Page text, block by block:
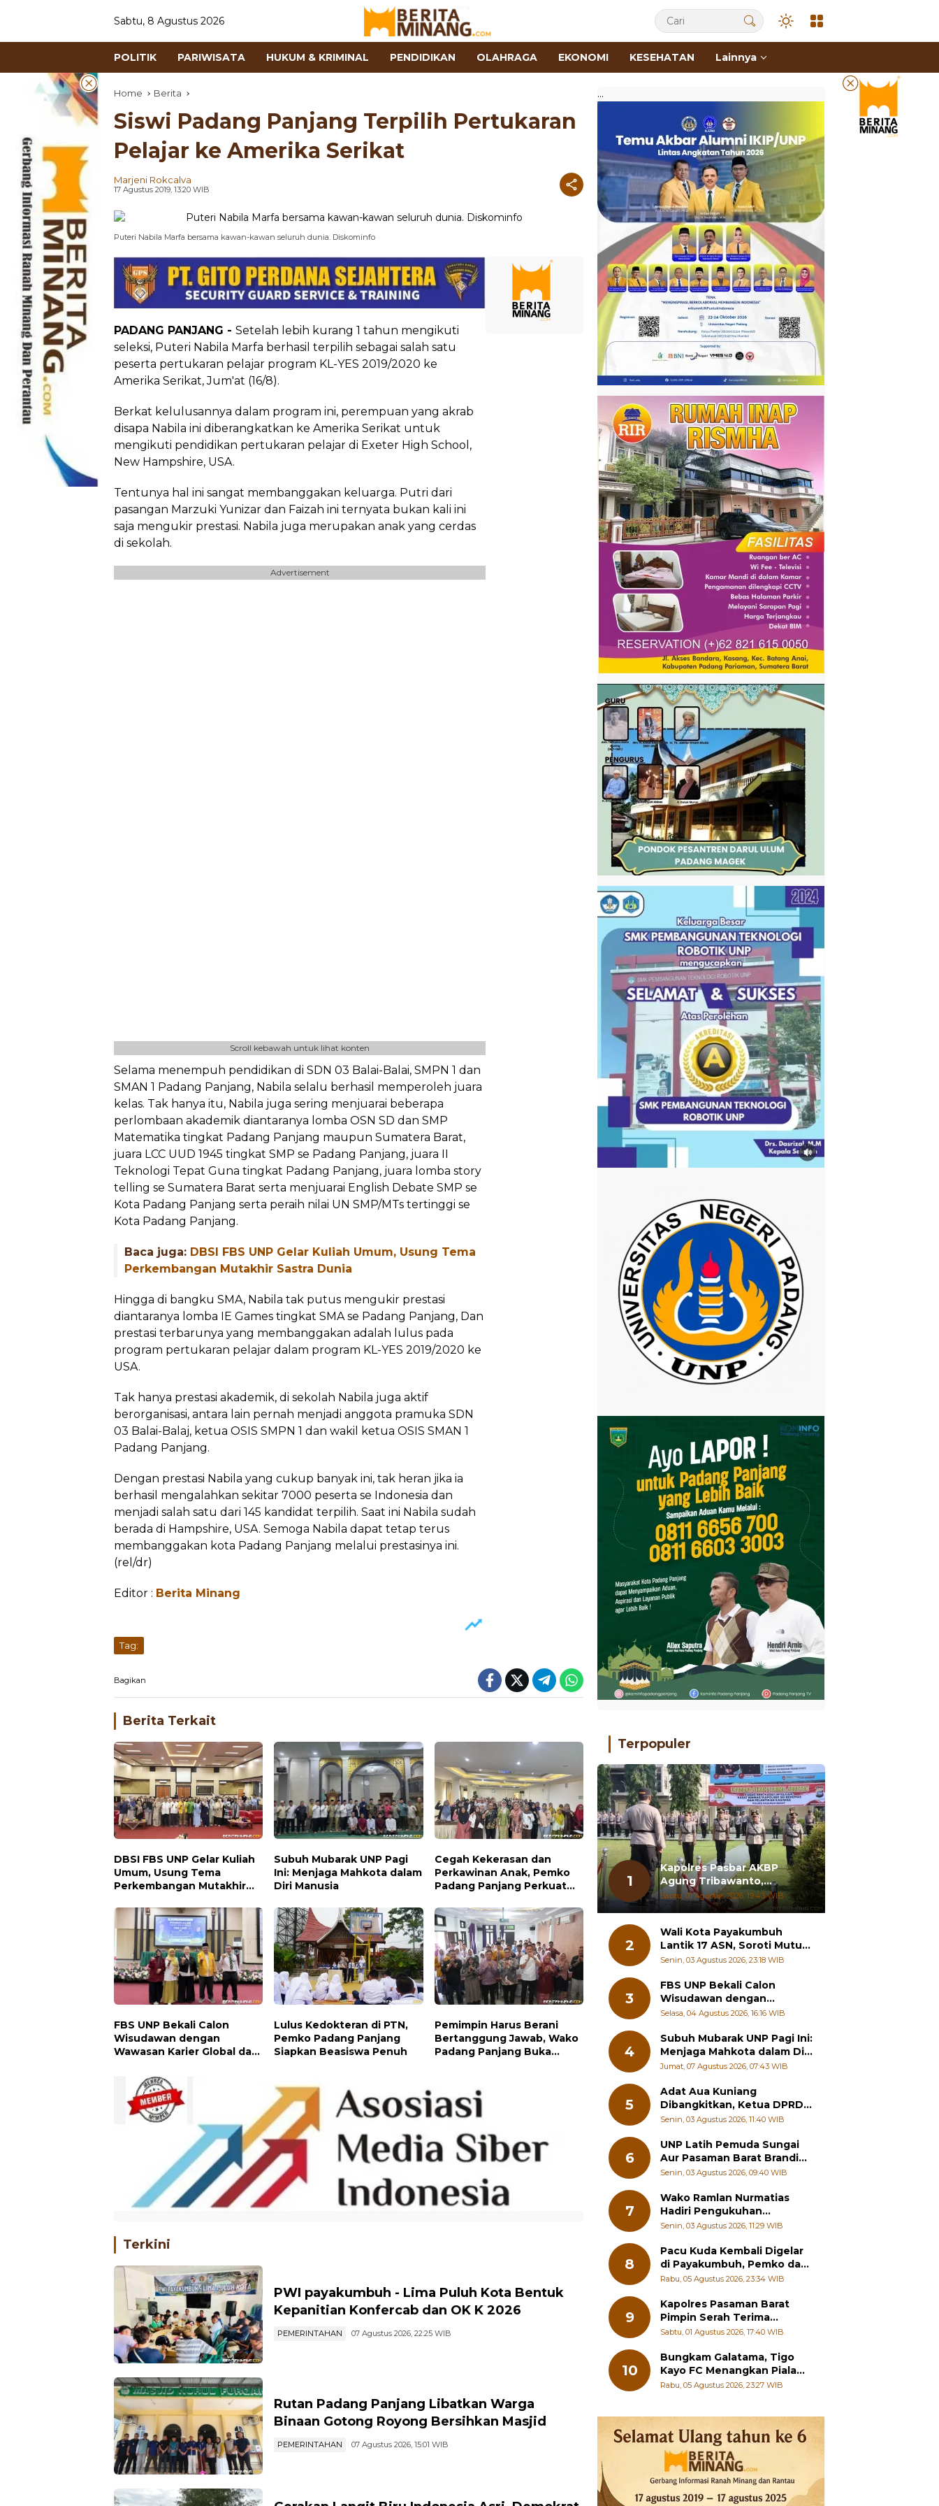
Sabtu, 8 Agustus 2026
POLITIK PARIWISATA HUKUM & KRIMINAL PENDIDIKAN OLAHRAGA EKONOMI KESEHATAN Lainnya
Home Berita
Siswi Padang Panjang Terpilih Pertukaran
Pelajar ke Amerika Serikat
Marjeni Rokcalva
17 Agustus 2019, 13:20 WIB
Puteri Nabila Marfa bersama kawan-kawan seluruh dunia. Diskominfo
PADANG PANJANG - Setelah lebih kurang 1 tahun mengikuti
seleksi, Puteri Nabila Marfa berhasil terpilih sebagai salah satu
peserta pertukaran pelajar program KL-YES 2019/2020 ke
Amerika Serikat, Jum'at (16/8).
Berkat kelulusannya dalam program ini, perempuan yang akrab
disapa Nabila ini diberangkatkan ke Amerika Serikat untuk
mengikuti pendidikan pertukaran pelajar di Exeter High School,
New Hampshire, USA.
Tentunya hal ini sangat membanggakan keluarga. Putri dari
pasangan Marzuki Yunizar dan Faizah ini ternyata bukan kali ini
saja mengukir prestasi. Nabila juga merupakan anak yang cerdas
di sekolah.
Advertisement
Scroll kebawah untuk lihat konten
Selama menempuh pendidikan di SDN 03 Balai-Balai, SMPN 1 dan
SMAN 1 Padang Panjang, Nabila selalu berhasil memperoleh juara
kelas. Tak hanya itu, Nabila juga sering menjuarai beberapa
perlombaan akademik diantaranya lomba OSN SD dan SMP
Matematika tingkat Padang Panjang maupun Sumatera Barat,
juara LCC UUD 1945 tingkat SMP se Padang Panjang, juara II
Teknologi Tepat Guna tingkat Padang Panjang, juara lomba story
telling se Sumatera Barat serta menjuarai English Debate SMP se
Kota Padang Panjang serta peraih nilai UN SMP/MTs tertinggi se
Kota Padang Panjang.
Baca juga: DBSI FBS UNP Gelar Kuliah Umum, Usung Tema
Perkembangan Mutakhir Sastra Dunia
Hingga di bangku SMA, Nabila tak putus mengukir prestasi
diantaranya lomba IE Games tingkat SMA se Padang Panjang, Dan
prestasi terbarunya yang membanggakan adalah lulus pada
program pertukaran pelajar dalam program KL-YES 2019/2020 ke
USA.
Tak hanya prestasi akademik, di sekolah Nabila juga aktif
berorganisasi, antara lain pernah menjadi anggota pramuka SDN
03 Balai-Balaj, ketua OSIS SMPN 1 dan wakil ketua OSIS SMAN 1
Padang Panjang.
Dengan prestasi Nabila yang cukup banyak ini, tak heran jika ia
berhasil mengalahkan sekitar 7000 peserta se Indonesia dan
menjadi salah satu dari 145 kandidat terpilih. Saat ini Nabila sudah
berada di Hampshire, USA. Semoga Nabila dapat tetap terus
membanggakan kota Padang Panjang melalui prestasinya ini.
(rel/dr)
Editor : Berita Minang
Tag:
Bagikan
Berita Terkait
DBSI FBS UNP Gelar Kuliah
Umum, Usung Tema
Perkembangan Mutakhir
Subuh Mubarak UNP Pagi
Ini: Menjaga Mahkota dalam
Diri Manusia
Cegah Kekerasan dan
Perkawinan Anak, Pemko
Padang Panjang Perkuat
FBS UNP Bekali Calon
Wisudawan dengan
Wawasan Karier Global dan
Lulus Kedokteran di PTN,
Pemko Padang Panjang
Siapkan Beasiswa Penuh
Pemimpin Harus Berani
Bertanggung Jawab, Wako
Padang Panjang Buka
Terkini
PWI payakumbuh - Lima Puluh Kota Bentuk
Kepanitian Konfercab dan OK K 2026
PEMERINTAHAN 07 Agustus 2026, 22:25 WIB
Rutan Padang Panjang Libatkan Warga
Binaan Gotong Royong Bersihkan Masjid
PEMERINTAHAN 07 Agustus 2026, 15:01 WIB
...
Terpopuler
1
Kapolres Pasbar AKBP
Agung Tribawanto,
Tekankan Peningkatan
Pelayanan dan Sinergi
Sabtu, 01 Agustus 2026, 19:43 WIB
2
Wali Kota Payakumbuh
Lantik 17 ASN, Soroti Mutu
Sekolah hingga Pelayanan
Senin, 03 Agustus 2026, 23:18 WIB
3
FBS UNP Bekali Calon
Wisudawan dengan
Wawasan Karier Global dan
Selasa, 04 Agustus 2026, 16:16 WIB
4
Subuh Mubarak UNP Pagi Ini:
Menjaga Mahkota dalam Diri
Manusia
Jumat, 07 Agustus 2026, 07:43 WIB
5
Adat Aua Kuniang
Dibangkitkan, Ketua DPRD
Payakumbuh: Jangan
Hilang Jati Diri
Senin, 03 Agustus 2026, 11:40 WIB
6
UNP Latih Pemuda Sungai
Aur Pasaman Barat Branding
Wisata Beringin
Senin, 03 Agustus 2026, 09:40 WIB
7
Wako Ramlan Nurmatias
Hadiri Pengukuhan
Pengurus MUS-KB Serta
Senin, 03 Agustus 2026, 11:29 WIB
8
Pacu Kuda Kembali Digelar
di Payakumbuh, Pemko dan
Pordasi Kebut Persiapan!
Rabu, 05 Agustus 2026, 23:34 WIB
9
Kapolres Pasaman Barat
Pimpin Serah Terima
Jabatan PJU Polres dan
Sabtu, 01 Agustus 2026, 17:40 WIB
10
Bungkam Galatama, Tigo
Kayo FC Menangkan Piala
Wali Kota Payakumbuh Cup
Rabu, 05 Agustus 2026, 23:27 WIB